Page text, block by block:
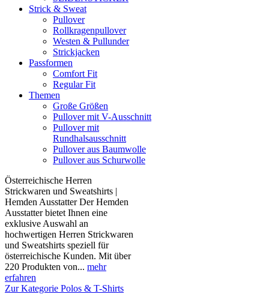
Strick & Sweat
Pullover
Rollkragenpullover
Westen & Pullunder
Strickjacken
Passformen
Comfort Fit
Regular Fit
Themen
Große Größen
Pullover mit V-Ausschnitt
Pullover mit
Rundhalsausschnitt
Pullover aus Baumwolle
Pullover aus Schurwolle
Österreichische Herren
Strickwaren und Sweatshirts |
Hemden Ausstatter Der Hemden
Ausstatter bietet Ihnen eine
exklusive Auswahl an
hochwertigen Herren Strickwaren
und Sweatshirts speziell für
österreichische Kunden. Mit über
220 Produkten von... mehr
erfahren
Zur Kategorie Polos & T-Shirts